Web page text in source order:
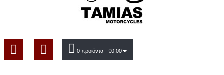
0 προϊόντα - €0,00